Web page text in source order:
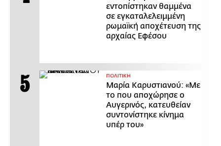
εντοπίστηκαν θαμμένα
σε εγκαταλελειμμένη
ρωμαϊκή αποχέτευση της
αρχαίας Εφέσου
ΠΟΛΙΤΙΚΗ
Μαρία Καρυστιανού: «Με
το που αποχώρησε ο
Αυγερινός, κατευθείαν
συντονίστηκε κίνημα
υπέρ του»